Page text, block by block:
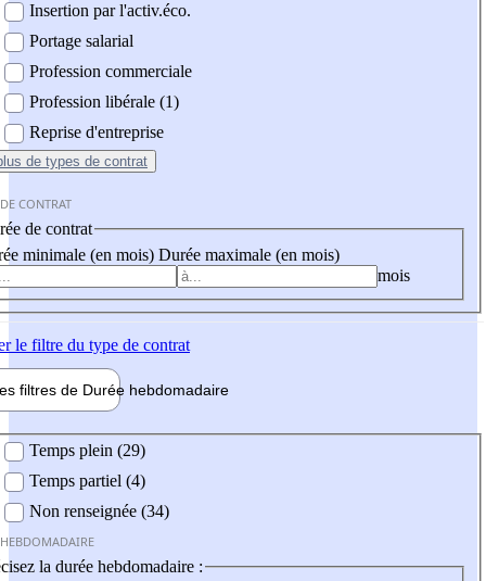
Insertion par l'activ.éco.
Portage salarial
Profession commerciale
Profession libérale (1)
Reprise d'entreprise
de types de contrat
CONTRAT
de contrat
minimale (en mois) Durée maximale (en mois)
mois
le filtre du type de contrat
filtres de Durée hebdomadaire
Temps plein (29)
Temps partiel (4)
Non renseignée (34)
la durée hebdomadaire :